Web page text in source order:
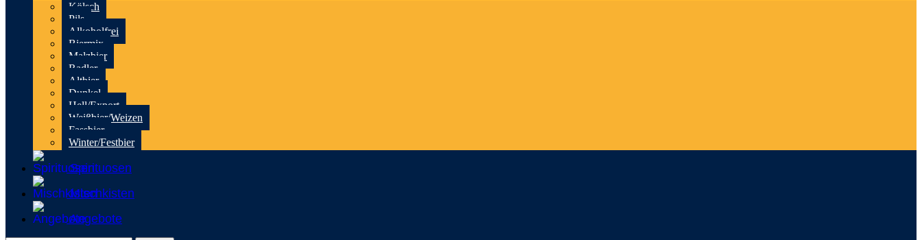
Kölsch
Pils
Alkoholfrei
Biermix
Malzbier
Radler
Altbier
Dunkel
Hell/Export
Weißbier/Weizen
Fassbier
Winter/Festbier
Spirituosen
Mischkisten
Angebote